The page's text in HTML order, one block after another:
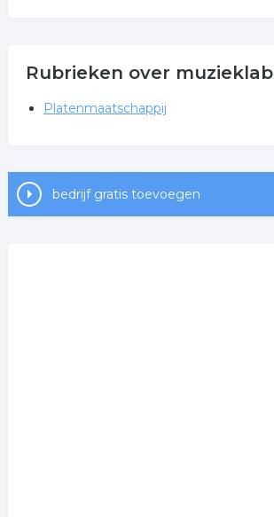
Rubrieken over
Platenmaatschappij
bedrijf gratis toevoegen